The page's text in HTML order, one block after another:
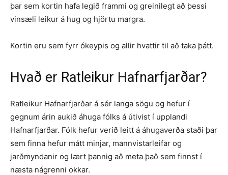
þar sem kortin hafa legið frammi og greinilegt að þessi
vinsæli leikur á hug og hjörtu margra.
Kortin eru sem fyrr ókeypis og allir hvattir til að taka þátt.
Hvað er Ratleikur Hafnarfjarðar?
Ratleikur Hafnarfjarðar á sér langa sögu og hefur í
gegnum árin aukið áhuga fólks á útivist í upplandi
Hafnarfjarðar. Fólk hefur verið leitt á áhugaverða staði þar
sem finna hefur mátt minjar, mannvistarleifar og
jarðmyndanir og lært þannig að meta það sem finnst í
næsta nágrenni okkar.